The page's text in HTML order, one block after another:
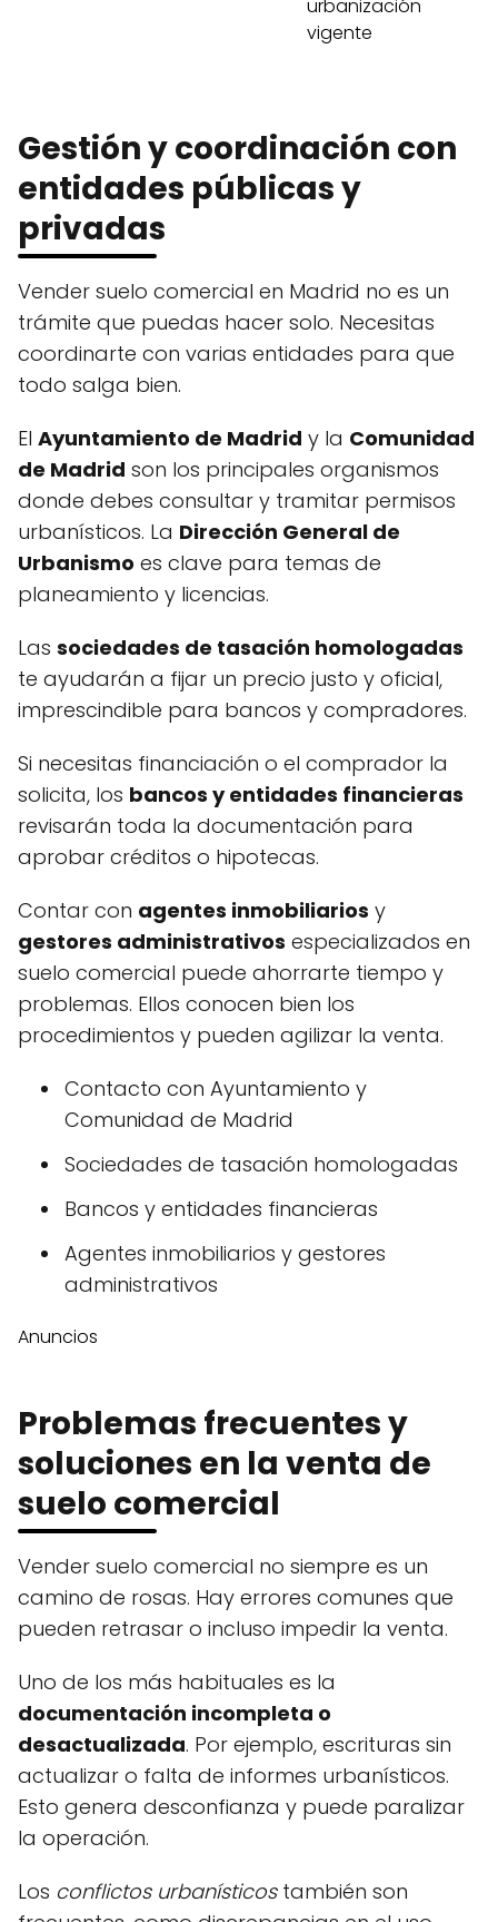
urbanización
vigente
Gestión y coordinación con
entidades públicas y
privadas
Vender suelo comercial en Madrid no es un
trámite que puedas hacer solo. Necesitas
coordinarte con varias entidades para que
todo salga bien.
El Ayuntamiento de Madrid y la Comunidad
de Madrid son los principales organismos
donde debes consultar y tramitar permisos
urbanísticos. La Dirección General de
Urbanismo es clave para temas de
planeamiento y licencias.
Las sociedades de tasación homologadas
te ayudarán a fijar un precio justo y oficial,
imprescindible para bancos y compradores.
Si necesitas financiación o el comprador la
solicita, los bancos y entidades financieras
revisarán toda la documentación para
aprobar créditos o hipotecas.
Contar con agentes inmobiliarios y
gestores administrativos especializados en
suelo comercial puede ahorrarte tiempo y
problemas. Ellos conocen bien los
procedimientos y pueden agilizar la venta.
Contacto con Ayuntamiento y
Comunidad de Madrid
Sociedades de tasación homologadas
Bancos y entidades financieras
Agentes inmobiliarios y gestores
administrativos
Anuncios
Problemas frecuentes y
soluciones en la venta de
suelo comercial
Vender suelo comercial no siempre es un
camino de rosas. Hay errores comunes que
pueden retrasar o incluso impedir la venta.
Uno de los más habituales es la
documentación incompleta o
desactualizada. Por ejemplo, escrituras sin
actualizar o falta de informes urbanísticos.
Esto genera desconfianza y puede paralizar
la operación.
Los conflictos urbanísticostambién son